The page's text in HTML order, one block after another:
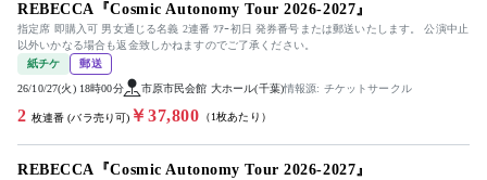
REBECCA『Cosmic Autonomy Tour 2026-2027』
指定席 即購入可 男女通じる名義 2連番 ﾂｱｰ初日 発券番号または郵送いたします。 公演中止
以外いかなる場合も返金致しかねますのでご了承ください。
紙チケ
郵送
26/10/27(火) 18時00分 市原市民会館 大ホール(千葉)情報源: チケットサークル
2 枚連番 (バラ売り可) ￥37,800 （1枚あたり）
REBECCA『Cosmic Autonomy Tour 2026-2027』